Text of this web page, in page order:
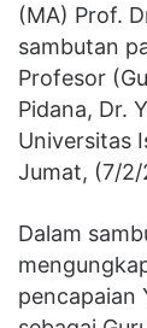
(MA) Prof.
sambutan
Profesor
Pidana, Dr.
Universitas
Jumat, (7/
Dalam
pencapaian